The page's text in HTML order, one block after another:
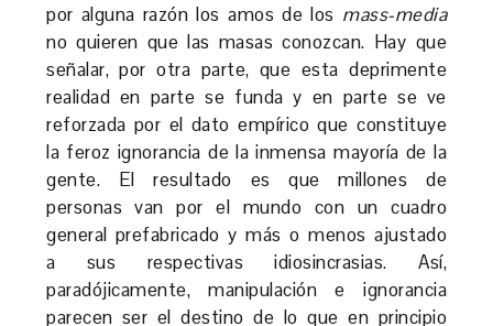
por alguna razón los amos de los mass-media
no quieren que las masas conozcan. Hay que
señalar, por otra parte, que esta deprimente
realidad en parte se funda y en parte se ve
reforzada por el dato empírico que constituye
la feroz ignorancia de la inmensa mayoría de la
gente. El resultado es que millones de
personas van por el mundo con un cuadro
general prefabricado y más o menos ajustado
a sus respectivas idiosincrasias. Así,
paradójicamente, manipulación e ignorancia
parecen ser el destino de lo que en principio